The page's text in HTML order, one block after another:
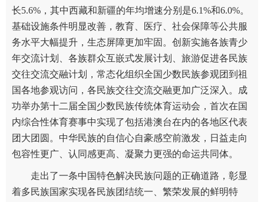
长5.6%，其中西藏和新疆的年均增速分别是6.1%和6.0%。
基础设施条件明显改善，教育、医疗、社会保障等公共服
务水平大幅提升，生态屏障更加牢固。创新实施各族青少
年交流计划、各族群众互嵌式发展计划、旅游促进各民族
交往交流交融计划，常态化组织全国少数民族参观团到祖
国各地参观访问，各民族交往交流交融更加广泛深入。成
功举办第十二届全国少数民族传统体育运动会，首次在国
内综合性体育赛事中实现了包括港澳台在内的各地区代表
团大团圆。中华民族的自信心自豪感空前激发，日益走向
包容性更广、认同感更高、凝聚力更强的命运共同体。
走出了一条中国特色解决民族问题的正确道路，彰显
着多民族国家实现各民族团结统一、繁荣发展的鲜明特